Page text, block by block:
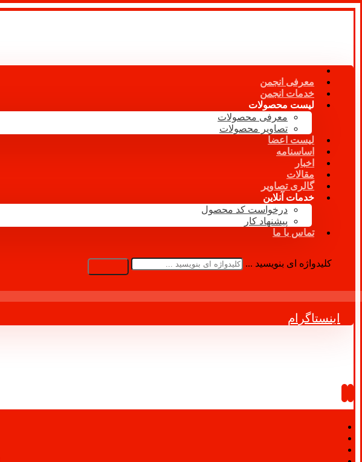
معرفی انجمن
خدمات انجمن
لیست محصولات
معرفی محصولات
تصاویر محصولات
لیست اعضا
اساسنامه
اخبار
مقالات
گالری تصاویر
خدمات آنلاین
درخواست کد محصول
پیشنهاد کار
تماس با ما
کلیدواژه ای بنویسید ...
اینستاگرام